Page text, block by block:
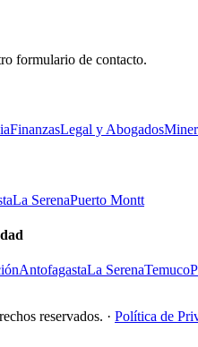
formulario de contacto.
FinanzasLegal y Abogados
La SerenaPuerto Montt
AntofagastaLa SerenaTemuco
reservados. · Política de